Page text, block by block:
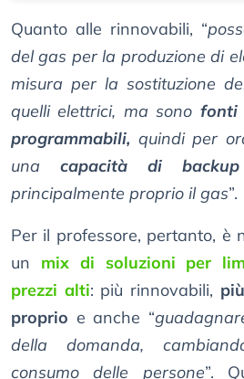
Quanto alle rinnovabili, “
del gas per la produzione di
misura per la sostituzione
quelli elettrici, ma sono fonti
programmabili, quindi per
una capacità di
principalmente proprio il gas”.
Per il professore, pertanto, è
un mix di soluzioni per
prezzi alti: più rinnovabili,
proprio e anche “
della domanda,
consumo delle persone”.